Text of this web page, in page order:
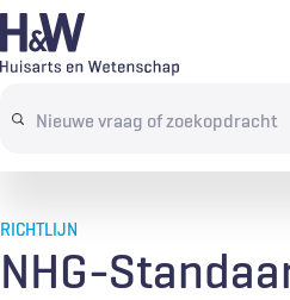
Overslaan
en
de Search
terms
AbonnerenTijdschrift
RICHTLIJN
NHG-